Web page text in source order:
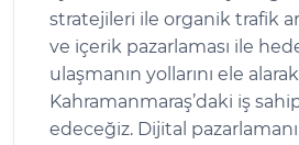
stratejileri ile organik trafik
ve içerik pazarlaması ile
ulaşmanın yollarını ele
Kahramanmaraş’daki iş
edeceğiz. Dijital